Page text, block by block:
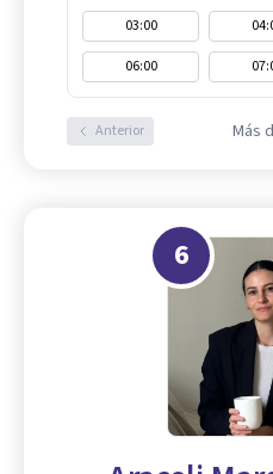
03:00
06:00
Anterior Más
6